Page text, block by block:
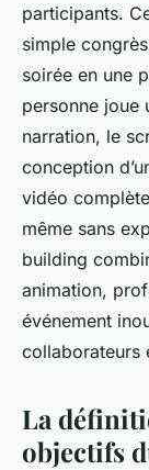
participants.
simple
soirée en une
personne joue
narration, le
conception
vidéo
même sans
building
animation,
événement
collaborateurs
La
objectifs